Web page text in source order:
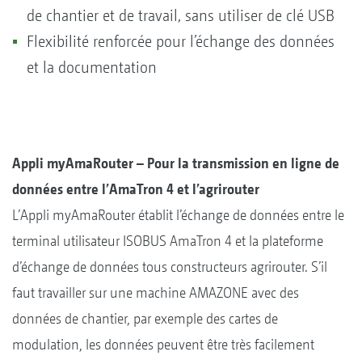
de chantier et de travail, sans utiliser de clé USB
Flexibilité renforcée pour l’échange des données
et la documentation
Appli myAmaRouter – Pour la transmission en ligne de
données entre l’AmaTron 4 et l’agrirouter
L’Appli myAmaRouter établit l’échange de données entre le
terminal utilisateur ISOBUS AmaTron 4 et la plateforme
d’échange de données tous constructeurs agrirouter. S’il
faut travailler sur une machine AMAZONE avec des
données de chantier, par exemple des cartes de
modulation, les données peuvent être très facilement